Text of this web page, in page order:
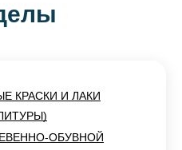
КРАСКИ И ЛАКИ
ОБУВНОЙ